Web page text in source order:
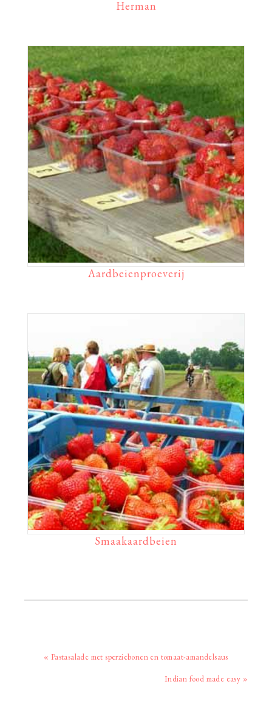
Herman
Aardbeienproeverij
Smaakaardbeien
Vorig
« Pastasalade met sperziebonen en tomaat-amandelsaus
Volgend
Indian food made easy »